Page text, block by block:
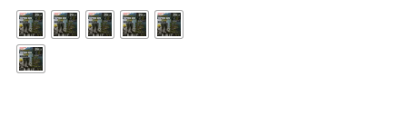
148,89 €.119,91 €.